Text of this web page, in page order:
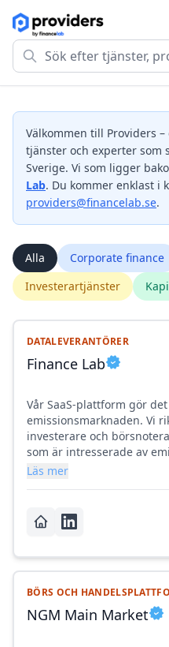
Välkommen till Providers
tjänster och experter som
Sverige. Vi som ligger
Lab. Du kommer enklast i
providers@financelab.se.
Alla Corporate finance
Investerartjänster
DATALEVERANTÖRER
Finance Lab
Vår SaaS-plattform gör
emissionsmarknaden. Vi
investerare och
som är intresserade av
Läs mer
BÖRS OCH
NGM Main Market